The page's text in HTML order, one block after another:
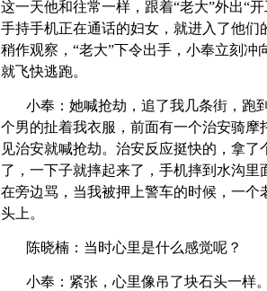
这一天他和往常一样，跟着“老大”外出“
手持手机正在通话的妇女，就进入了他们
稍作观察，“老大”下令出手，小奉立刻冲
就飞快逃跑。
小奉：她喊抢劫，追了我几条街，跑
个男的扯着我衣服，前面有一个治安骑摩
见治安就喊抢劫。治安反应挺快的，拿了
了，一下子就摔起来了，手机摔到水沟里
在旁边骂，当我被押上警车的时候，一个
头上。
陈晓楠 ：当时心里是什么感觉呢？
小奉：紧张，心里像吊了块石头一样